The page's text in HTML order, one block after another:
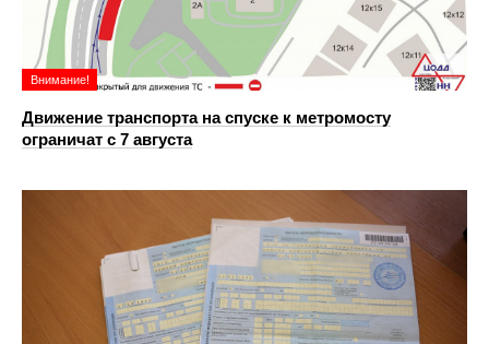
Внимание!
Движение транспорта на спуске к метромосту
ограничат с 7 августа